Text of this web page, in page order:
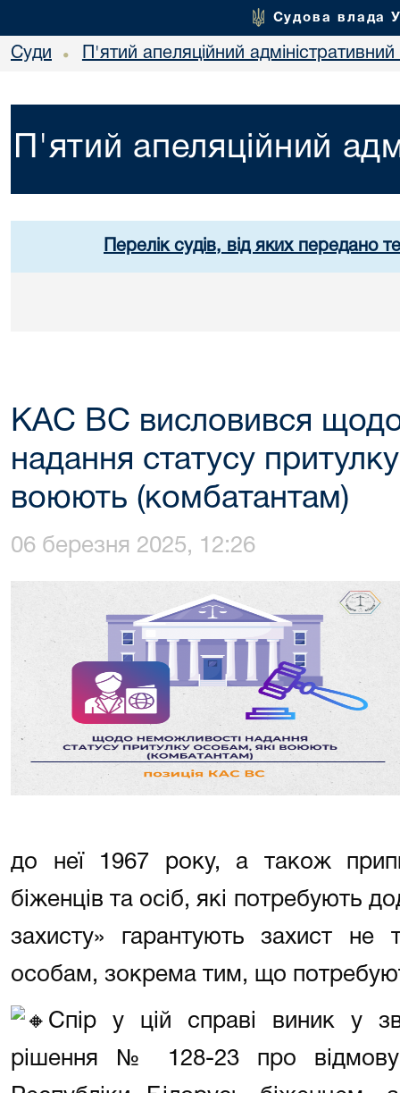
Судова влада
Суди • П'ятий апеляційний адміністративний
П'ятий апеляційний
Перелік судів, від яких передано
КАС ВС висловився
надання статусу
воюють (комбатантам)
06 березня 2025, 12:26
до неї 1967 року, а також
біженців та осіб, які потребують
захисту» гарантують захист не
особам, зокрема тим, що
Спір у цій справі виник у
рішення № 128-23 про відмову